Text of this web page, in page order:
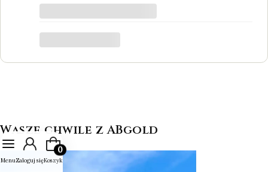
zrobić w bardzo krótkim czasie. Dziękuję,
był to dla mnie bardzo ważny moment,
trafiłam w idealne miejsce.
Katarzyna Łącka
Wasze chwile z ABgold
MenuZaloguj się
Produkty w koszyku: 0. Zobacz szczegóły
Koszyk